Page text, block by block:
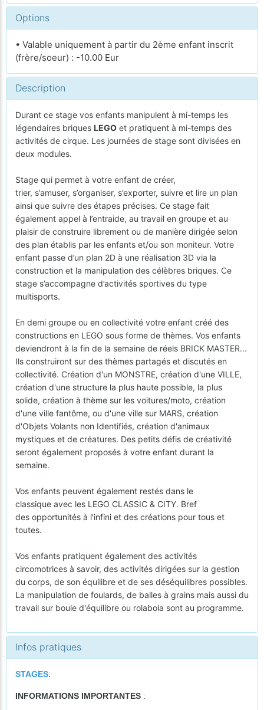
Options
• Valable uniquement à partir du 2ème enfant inscrit
(frère/soeur) : -10.00 Eur
Description
Durant ce stage vos enfants manipulent à mi-temps les
légendaires briques LEGO et pratiquent à mi-temps des
activités de cirque. Les journées de stage sont divisées en
deux modules.
Stage qui permet à votre enfant de créer,
trier, s’amuser, s’organiser, s’exporter, suivre et lire un plan
ainsi que suivre des étapes précises. Ce stage fait
également appel à l’entraide, au travail en groupe et au
plaisir de construire librement ou de manière dirigée selon
des plan établis par les enfants et/ou son moniteur. Votre
enfant passe d’un plan 2D à une réalisation 3D via la
construction et la manipulation des célèbres briques. Ce
stage s’accompagne d’activités sportives du type
multisports.
En demi groupe ou en collectivité votre enfant créé des
constructions en LEGO sous forme de thèmes. Vos enfants
deviendront à la fin de la semaine de réels BRICK MASTER...
Ils construiront sur des thèmes partagés et discutés en
collectivité. Création d'un MONSTRE, création d'une VILLE,
création d'une structure la plus haute possible, la plus
solide, création à thème sur les voitures/moto, création
d'une ville fantôme, ou d'une ville sur MARS, création
d'Objets Volants non Identifiés, création d'animaux
mystiques et de créatures. Des petits défis de créativité
seront également proposés à votre enfant durant la
semaine.
Vos enfants peuvent également restés dans le
classique avec les LEGO CLASSIC & CITY. Bref
des opportunités à l'infini et des créations pour tous et
toutes.
Vos enfants pratiquent également des activités
circomotrices à savoir, des activités dirigées sur la gestion
du corps, de son équilibre et de ses déséquilibres possibles.
La manipulation de foulards, de balles à grains mais aussi du
travail sur boule d'équilibre ou rolabola sont au programme.
Infos pratiques
STAGES.
INFORMATIONS IMPORTANTES :